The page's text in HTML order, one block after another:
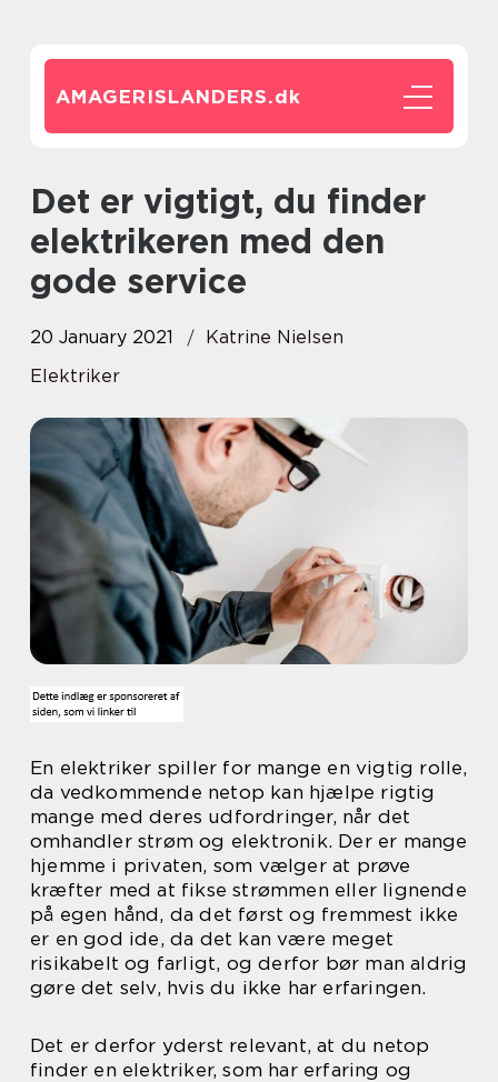
AMAGERISLANDERS.dk
Det er vigtigt, du finder
elektrikeren med den
gode service
20 January 2021
Katrine Nielsen
Elektriker
En elektriker spiller for mange en vigtig rolle,
da vedkommende netop kan hjælpe rigtig
mange med deres udfordringer, når det
omhandler strøm og elektronik. Der er mange
hjemme i privaten, som vælger at prøve
kræfter med at fikse strømmen eller lignende
på egen hånd, da det først og fremmest ikke
er en god ide, da det kan være meget
risikabelt og farligt, og derfor bør man aldrig
gøre det selv, hvis du ikke har erfaringen.
Det er derfor yderst relevant, at du netop
finder en elektriker, som har erfaring og